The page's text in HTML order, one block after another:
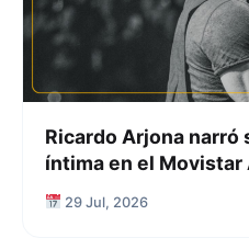
Ricardo Arjona narró
íntima en el Movistar
29 Jul, 2026